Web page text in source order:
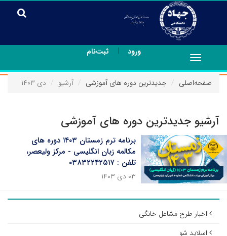
ورود | ثبت‌نام
Toggle
navigation
صفحه‌اصلی
جدیدترین دوره های آموزشی آرشیو دی ۱۴۰۳
آرشیو جدیدترین دوره های آموزشی
برنامه ترم زمستان ۱۴۰۳ دوره های
مکالمه زبان انگلیسی - مرکز ولیعصر،
تلفن : ۰۳۸۳۲۲۴۲۵۱۷
۰۳ دی ۱۴۰۳
اخبار طرح مشاغل خانگی
اسلاید شو